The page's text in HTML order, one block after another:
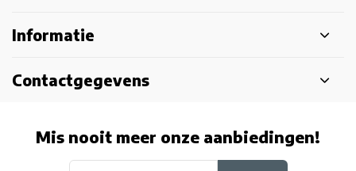
Informatie
Contactgegevens
Mis nooit meer onze aanbiedingen!